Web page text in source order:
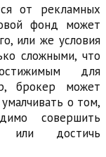
от рекламных
фонд может
или же условия
сложными, что
для
брокер может
о том,
совершить
или достичь